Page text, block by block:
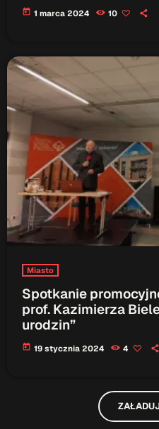
today 1 marca 2024 10
Miasto
Spotkanie
prof. Kazimierza
urodzin”
today 19 stycznia 2024 4